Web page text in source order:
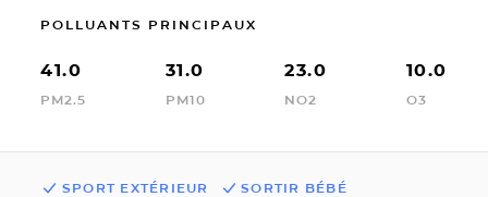
POLLUANTS PRINCIPAUX
41.0
PM2.5
31.0
PM10
23.0
NO2
10.0
O3
SPORT EXTÉRIEUR SORTIR BÉBÉ